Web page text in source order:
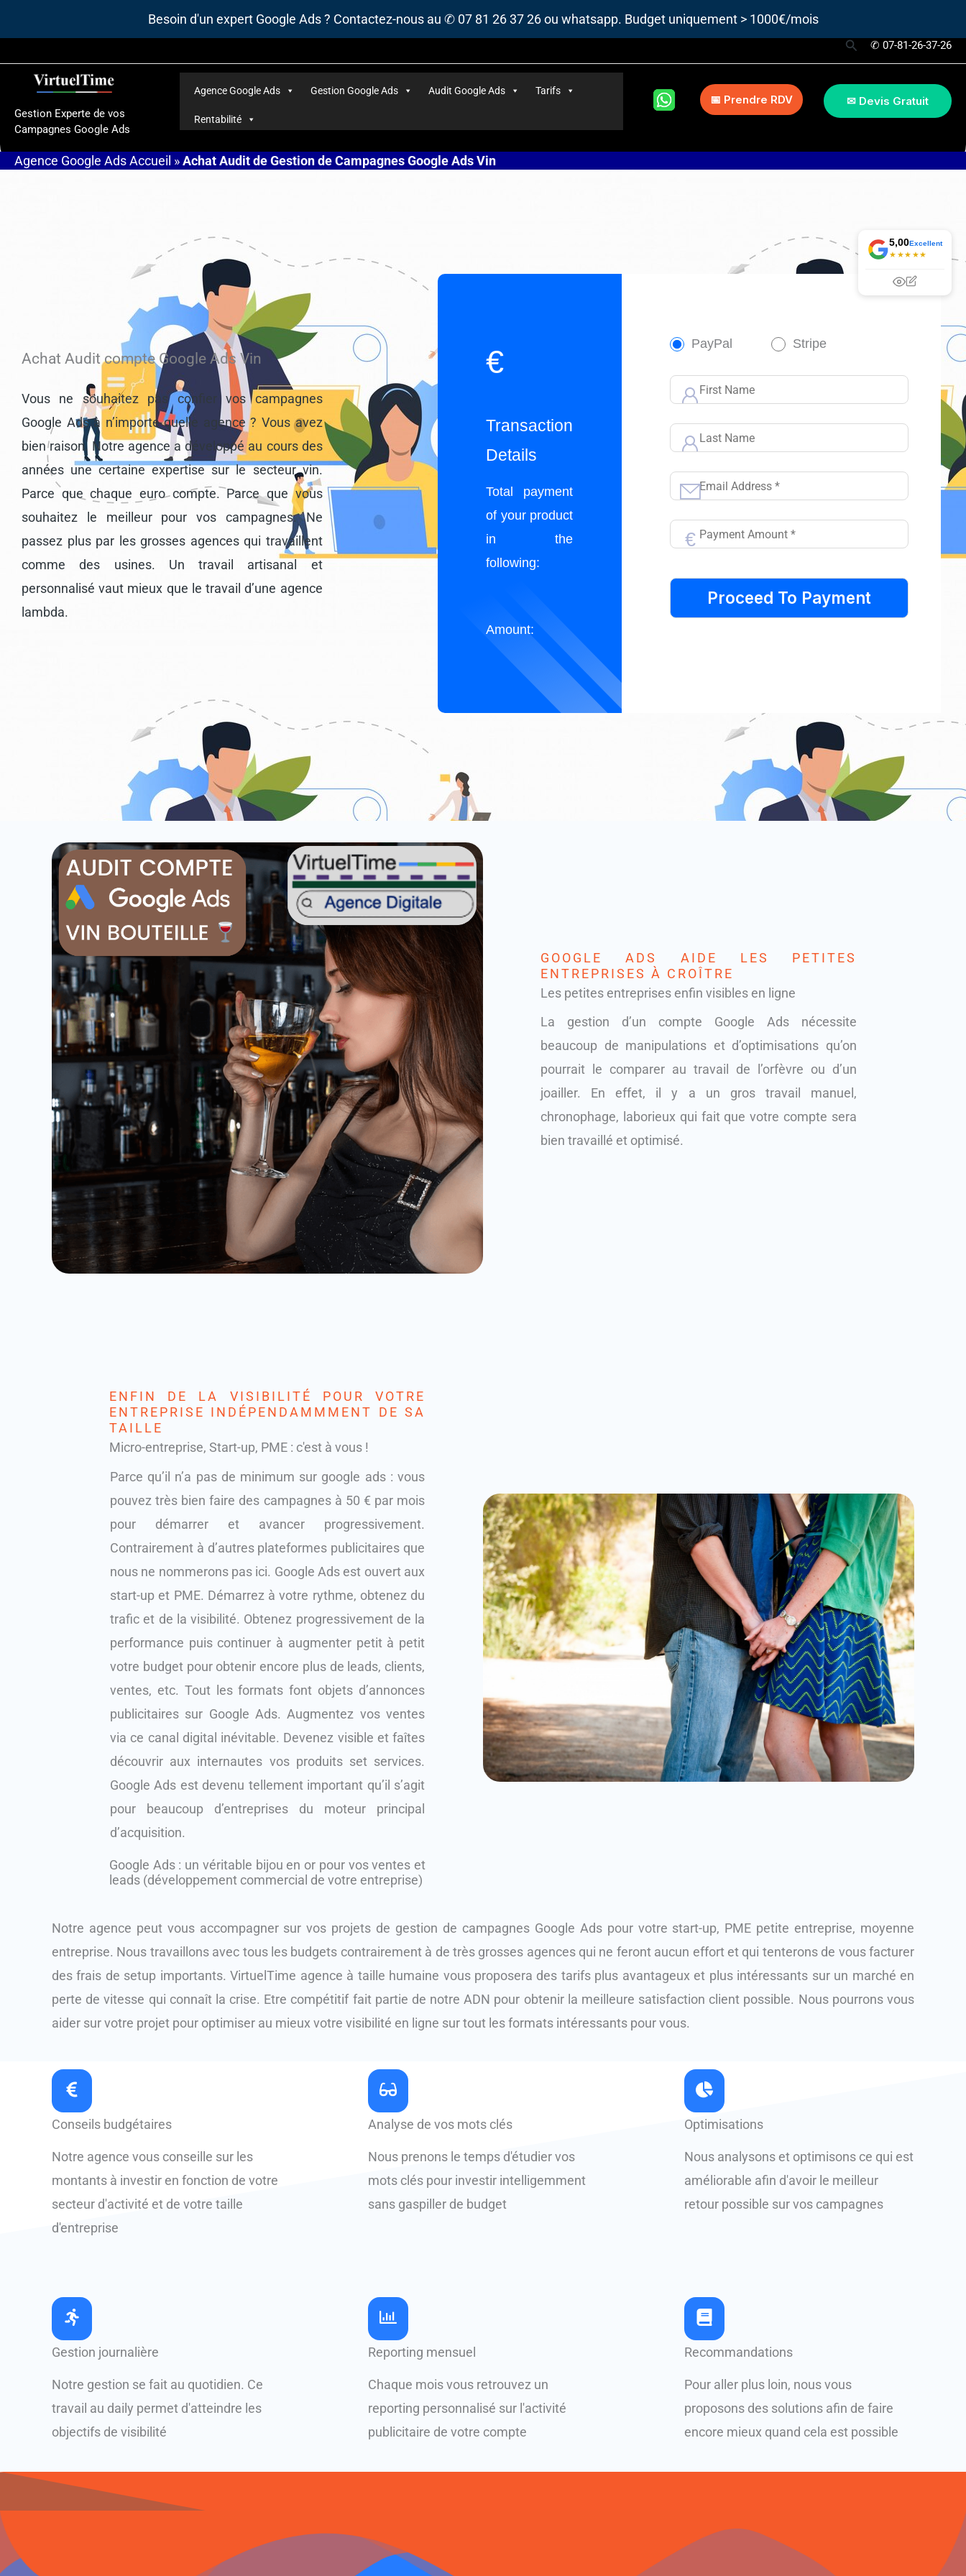
Besoin d'un expert Google Ads ? Contactez-nous au ✆ 07 81 26 37 26 ou whatsapp. Budget uniquement > 1000€/mois
au
Rechercher
✆ 07-81-26-37-26
Gestion Experte de vos
Campagnes Google Ads
Agence Google Ads Gestion Google Ads Audit Google Ads Tarifs
Rentabilité
📅 Prendre RDV ✉ Devis Gratuit
Agence Google AdsAccueil »Achat Audit de Gestion de Campagnes Google Ads Vin
Achat Audit compte Google Ads Vin
Vous ne souhaitez pas confier vos campagnes
Google Ads à n’importe quelle agence ? Vous avez
bien raison. Notre agence a développé au cours des
années une certaine expertise sur le secteur vin.
Parce que chaque euro compte. Parce que vous
souhaitez le meilleur pour vos campagnes. Ne
passez plus par les grosses agences qui travaillent
comme des usines. Un travail artisanal et
personnalisé vaut mieux que le travail d’une agence
lambda.
€
Transaction
Details
Total payment
of your product
in the
following:
Amount:
PayPal Stripe
€
Proceed To Payment
GOOGLE ADS AIDE LES PETITES
ENTREPRISES À CROÎTRE
Les petites entreprises enfin visibles en ligne
La gestion d’un compte Google Ads nécessite
beaucoup de manipulations et d’optimisations qu’on
pourrait le comparer au travail de l’orfèvre ou d’un
joailler. En effet, il y a un gros travail manuel,
chronophage, laborieux qui fait que votre compte sera
bien travaillé et optimisé.
ENFIN DE LA VISIBILITÉ POUR VOTRE
ENTREPRISE INDÉPENDAMMMENT DE SA
TAILLE
Micro-entreprise, Start-up, PME : c'est à vous !
Parce qu’il n’a pas de minimum sur google ads : vous
pouvez très bien faire des campagnes à 50 € par mois
pour démarrer et avancer progressivement.
Contrairement à d’autres plateformes publicitaires que
nous ne nommerons pas ici. Google Ads est ouvert aux
start-up et PME. Démarrez à votre rythme, obtenez du
trafic et de la visibilité. Obtenez progressivement de la
performance puis continuer à augmenter petit à petit
votre budget pour obtenir encore plus de leads, clients,
ventes, etc. Tout les formats font objets d’annonces
publicitaires sur Google Ads. Augmentez vos ventes
via ce canal digital inévitable. Devenez visible et faîtes
découvrir aux internautes vos produits set services.
Google Ads est devenu tellement important qu’il s’agit
pour beaucoup d’entreprises du moteur principal
d’acquisition.
Google Ads : un véritable bijou en or pour vos ventes et
leads (développement commercial de votre entreprise)
Notre agence peut vous accompagner sur vos projets de gestion de campagnes Google Ads pour votre start-up, PME petite entreprise, moyenne
entreprise. Nous travaillons avec tous les budgets contrairement à de très grosses agences qui ne feront aucun effort et qui tenterons de vous facturer
des frais de setup importants. VirtuelTime agence à taille humaine vous proposera des tarifs plus avantageux et plus intéressants sur un marché en
perte de vitesse qui connaît la crise. Etre compétitif fait partie de notre ADN pour obtenir la meilleure satisfaction client possible. Nous pourrons vous
aider sur votre projet pour optimiser au mieux votre visibilité en ligne sur tout les formats intéressants pour vous.
Conseils budgétaires
Notre agence vous conseille sur les
montants à investir en fonction de votre
secteur d'activité et de votre taille
d'entreprise
Analyse de vos mots clés
Nous prenons le temps d'étudier vos
mots clés pour investir intelligemment
sans gaspiller de budget
Optimisations
Nous analysons et optimisons ce qui est
améliorable afin d'avoir le meilleur
retour possible sur vos campagnes
Gestion journalière
Notre gestion se fait au quotidien. Ce
travail au daily permet d'atteindre les
objectifs de visibilité
Reporting mensuel
Chaque mois vous retrouvez un
reporting personnalisé sur l'activité
publicitaire de votre compte
Recommandations
Pour aller plus loin, nous vous
proposons des solutions afin de faire
encore mieux quand cela est possible
5,00Excellent
★★★★★